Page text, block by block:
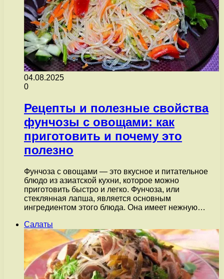
04.08.2025
0
Рецепты и полезные свойства
фунчозы с овощами: как
приготовить и почему это
полезно
Фунчоза с овощами — это вкусное и питательное
блюдо из азиатской кухни, которое можно
приготовить быстро и легко. Фунчоза, или
стеклянная лапша, является основным
ингредиентом этого блюда. Она имеет нежную…
Салаты